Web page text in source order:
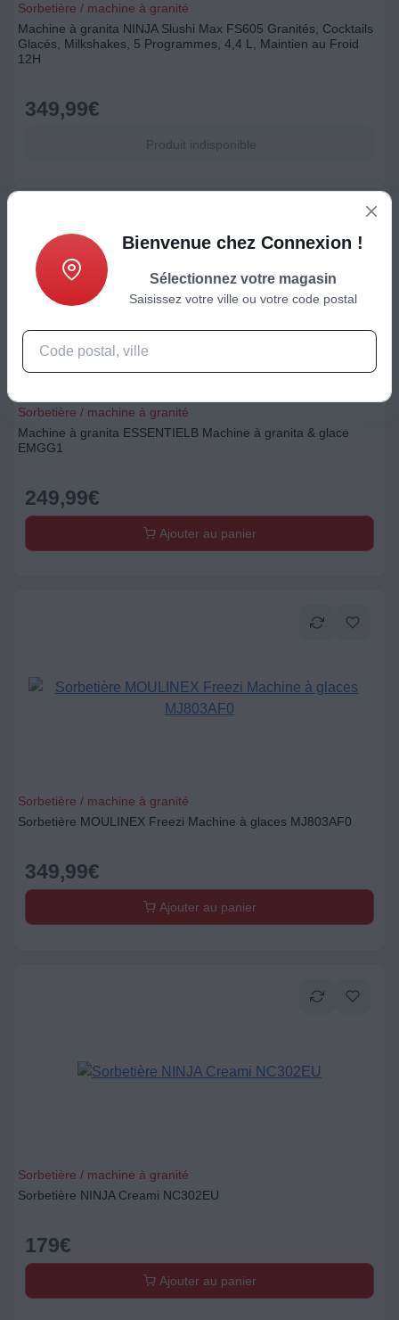
Sorbetière / machine à granité
Machine à granita NINJA Slushi Max FS605 Granités, Cocktails
Glacés, Milkshakes, 5 Programmes, 4,4 L, Maintien au Froid
12H
349,99€
Produit indisponible
Sorbetière / machine à granité
Machine à granita ESSENTIELB Machine à granita & glace
EMGG1
249,99€
Ajouter au panier
Sorbetière / machine à granité
Sorbetière MOULINEX Freezi Machine à glaces MJ803AF0
349,99€
Ajouter au panier
Sorbetière / machine à granité
Sorbetière NINJA Creami NC302EU
179€
Ajouter au panier
Bienvenue chez Connexion !
Sélectionnez votre magasin
Saisissez votre ville ou votre code postal